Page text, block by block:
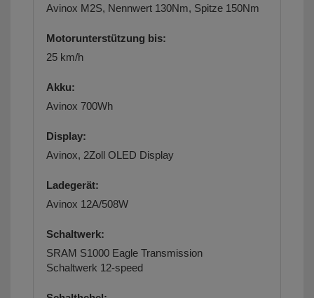
Avinox M2S, Nennwert 130Nm, Spitze 150Nm
Motorunterstützung bis:
25 km/h
Akku:
Avinox 700Wh
Display:
Avinox, 2Zoll OLED Display
Ladegerät:
Avinox 12A/508W
Schaltwerk:
SRAM S1000 Eagle Transmission
Schaltwerk 12-speed